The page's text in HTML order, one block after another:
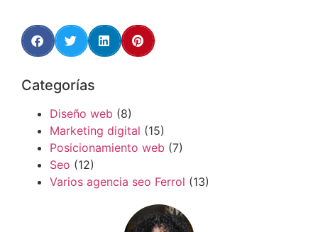
Categorías
Diseño web (8)
Marketing digital (15)
Posicionamiento web (7)
Seo (12)
Varios agencia seo Ferrol (13)